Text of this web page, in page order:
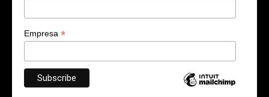
Empresa *